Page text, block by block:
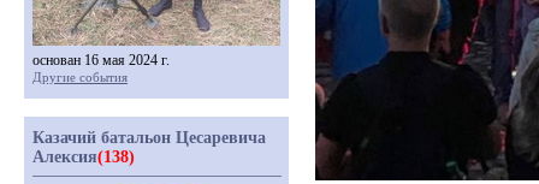
основан 16 мая 2024 г.
Другие события
Казачий батальон Цесаревича
Алексия(138)